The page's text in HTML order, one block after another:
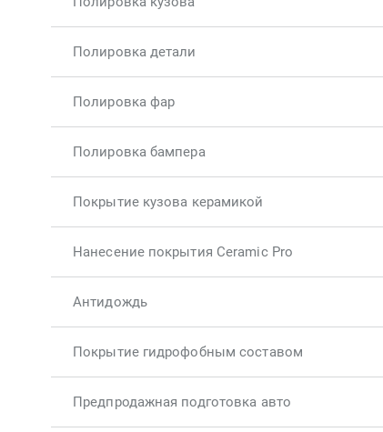
Полировка детали
Полировка фар
Полировка бампера
Покрытие кузова керамикой
Нанесение покрытия Ceramic Pro
Антидождь
Покрытие гидрофобным составом
Предпродажная подготовка авто